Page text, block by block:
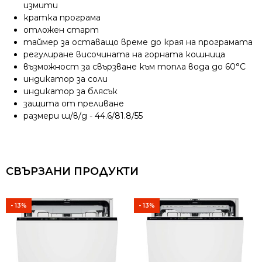
измити
кратка програма
отложен старт
таймер за оставащо време до края на програмата
регулиране височината на горната кошница
възможност за свързване към топла вода до 60°C
индикатор за соли
индикатор за блясък
защита от преливане
размери ш/в/д - 44.6/81.8/55
СВЪРЗАНИ ПРОДУКТИ
- 13% - 13%